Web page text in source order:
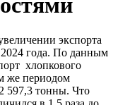
экспорта
2024 года. По данным
хлопкового
же периодом
597,3 тонны. Что